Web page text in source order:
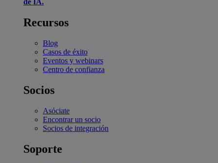
de IA.
Recursos
Blog
Casos de éxito
Eventos y webinars
Centro de confianza
Socios
Asóciate
Encontrar un socio
Socios de integración
Soporte